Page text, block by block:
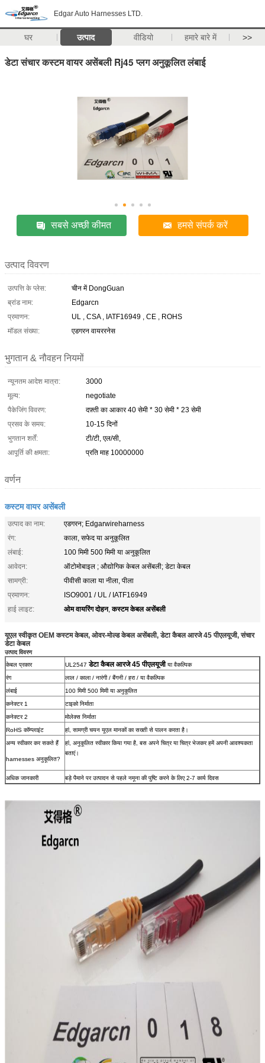
Edgar Auto Harnesses LTD.
घर उत्पाद वीडियो हमारे बारे में >>
डेटा संचार कस्टम वायर असेंबली Rj45 प्लग अनुकूलित लंबाई
सबसे अच्छी कीमत हमसे संपर्क करें
उत्पाद विवरण
उत्पत्ति के प्लेस:
चीन में DongGuan
ब्रांड नाम:
Edgarcn
प्रमाणन:
UL , CSA , IATF16949 , CE , ROHS
मॉडल संख्या:
एडगरन वायररनेस
भुगतान & नौवहन नियमों
न्यूनतम आदेश मात्रा:
3000
मूल्य:
negotiate
पैकेजिंग विवरण:
दफ़्ती का आकार 40 सेमी * 30 सेमी * 23 सेमी
प्रसव के समय:
10-15 दिनों
भुगतान शर्तें:
टी/टी, एल/सी,
आपूर्ति की क्षमता:
प्रति माह 10000000
वर्णन
कस्टम वायर असेंबली
उत्पाद का नाम:
एडगरन; Edgarwireharness
रंग:
काला, सफेद या अनुकूलित
लंबाई:
100 मिमी 500 मिमी या अनुकूलित
आवेदन:
ऑटोमोबाइल ; औद्योगिक केबल असेंबली; डेटा केबल
सामग्री:
पीवीसी काला या नीला, पीला
प्रमाणन:
ISO9001 / UL / IATF16949
हाई लाइट:
ओम वायरिंग दोहन,कस्टम केबल असेंबली
यूएल स्वीकृत OEM कस्टम केबल, ओवर-मोल्ड केबल असेंबली, डेटा कैबल आरजे 45 पीएलयूजी, संचार
डेटा केबल
उत्पाद विवरण
केबल प्रकार
UL2547 डेटा कैबल आरजे 45 पीएलयूजी या वैकल्पिक
रंग
लाल / काला / नारंगी / बैंगनी / हरा / या वैकल्पिक
लंबाई
100 मिमी 500 मिमी या अनुकूलित
कनेक्टर 1
टाइको निर्माता
कनेक्टर 2
मोलेक्स निर्माता
RoHS कॉम्प्लाइंट
हां, सामग्री चयन यूएल मानकों का सख्ती से पालन करता है।
अन्य स्वीकार कर सकते हैं
harnesses अनुकूलित?
हां, अनुकूलित स्वीकार किया गया है, बस अपने चित्र या चित्र भेजकर हमें अपनी आवश्यकता
बताएं।
अधिक जानकारी बड़े पैमाने पर उत्पादन से पहले नमूना की पुष्टि करने के लिए 2-7 कार्य दिवस